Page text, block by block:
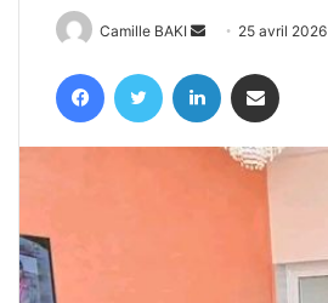
Camille BAKI
Envoyer
courriel
25 avril 2026
FacebookTwitter Linkedin